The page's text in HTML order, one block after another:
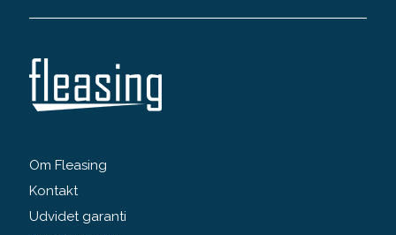
Om Fleasing
Kontakt
Udvidet garanti